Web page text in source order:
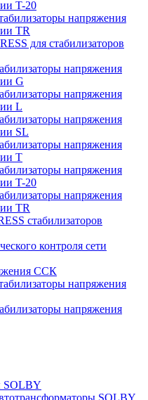
T-20
напряжения
TR
для стабилизаторов
напряжения
G
напряжения
L
напряжения
SL
напряжения
T
напряжения
T-20
напряжения
TR
стабилизаторов
контроля сети
ССК
напряжения
напряжения
SOLBY
SOLBY